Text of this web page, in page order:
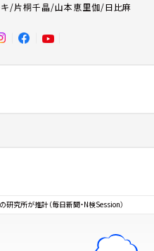
/片桐千晶/山本恵里伽/日比麻
究所が推計（毎日新聞・N検Session）